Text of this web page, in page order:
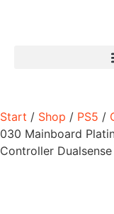
Start / Shop / PS5 /
030 Mainboard
Controller Dualsense